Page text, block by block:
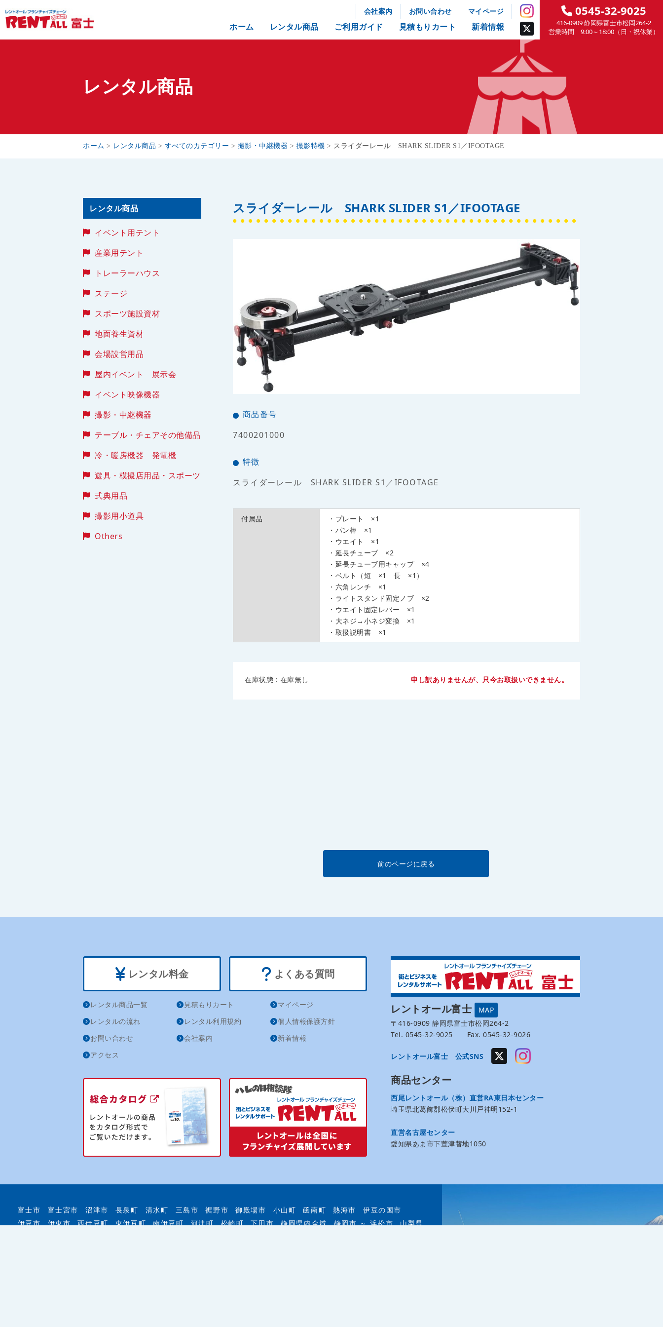
会社案内 お問い合わせ マイページ
ホーム レンタル商品 ご利用ガイド 見積もりカート 新着情報
0545-32-9025
416-0909 静岡県富士市松岡264-2
営業時間 9:00～18:00（日・祝休業）
レンタル商品
ホーム > レンタル商品 > すべてのカテゴリー > 撮影・中継機器 > 撮影特機 > スライダーレール SHARK SLIDER S1／IFOOTAGE
スライダーレール SHARK SLIDER S1／IFOOTAGE
商品番号
7400201000
特徴
スライダーレール SHARK SLIDER S1／IFOOTAGE
付属品
・プレート ×1
・パン棒 ×1
・ウエイト ×1
・延長チューブ ×2
・延長チューブ用キャップ ×4
・ベルト（短 ×1 長 ×1）
・六角レンチ ×1
・ライトスタンド固定ノブ ×2
・ウエイト固定レバー ×1
・大ネジ→小ネジ変換 ×1
・取扱説明書 ×1
在庫状態 : 在庫無し 申し訳ありませんが、只今お取扱いできません。
前のページに戻る
レンタル商品
イベント用テント
産業用テント
トレーラーハウス
ステージ
スポーツ施設資材
地面養生資材
会場設営用品
屋内イベント 展示会
イベント映像機器
撮影・中継機器
テーブル・チェアその他備品
冷・暖房機器 発電機
遊具・模擬店用品・スポーツ
式典用品
撮影用小道具
Others
レンタル料金 よくある質問
レンタル商品一覧 見積もりカート
マイページ
レンタルの流れ
レンタル利用規約
個人情報保護方針
お問い合わせ
会社案内
新着情報
アクセス
レントオール富士
MAP
〒416-0909 静岡県富士市松岡264-2
Tel. 0545-32-9025 Fax. 0545-32-9026
レントオール富士 公式SNS
商品センター
西尾レントオール（株）直営RA東日本センター
埼玉県北葛飾郡松伏町大川戸神明152-1
直営名古屋センター
愛知県あま市下萱津替地1050
富士市 富士宮市 沼津市 長泉町 清水町 三島市 裾野市 御殿場市 小山町 函南町 熱海市
伊豆の国市
伊豆市
伊東市 西伊豆町 東伊豆町 南伊豆町 河津町 松崎町 下田市 静岡県内全域 静岡市 ～ 浜松市 山梨県